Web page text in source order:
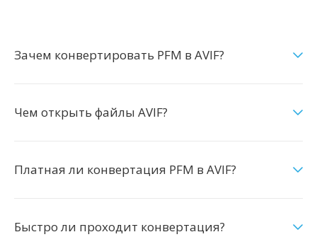
Зачем конвертировать PFM в AVIF?
Чем открыть файлы AVIF?
Платная ли конвертация PFM в AVIF?
Быстро ли проходит конвертация?